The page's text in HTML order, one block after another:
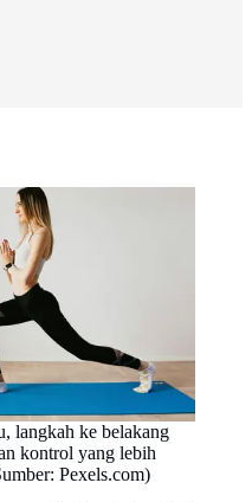
langkah ke belakang
kontrol yang lebih
Pexels.com)